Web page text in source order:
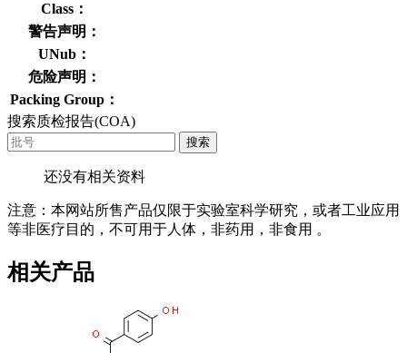
Class：
警告声明：
UNub：
危险声明：
Packing Group：
搜索质检报告(COA)
搜索
还没有相关资料
注意：本网站所售产品仅限于实验室科学研究，或者工业应用
等非医疗目的，不可用于人体，非药用，非食用 。
相关产品